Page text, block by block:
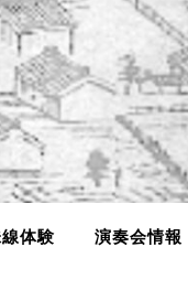
体験 演奏会情報